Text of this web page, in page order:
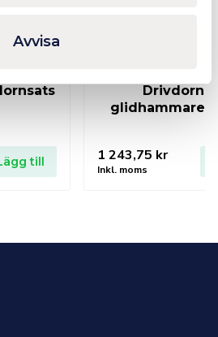
Avvisa
till
glidhammare
1 243,75 kr
Inkl. moms